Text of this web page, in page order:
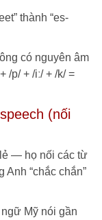
thành “es-
có nguyên âm
p/ + /iː/ + /k/ =
(nối
— họ nối các từ
“chắc chắn”
Mỹ nói gần